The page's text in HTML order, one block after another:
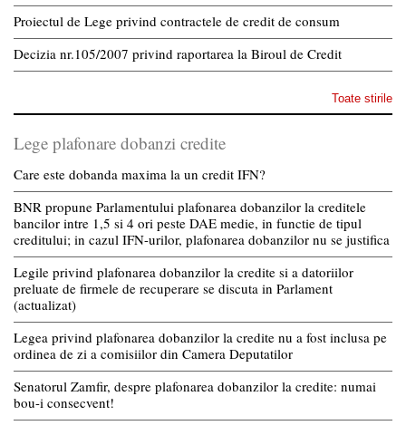
Proiectul de Lege privind contractele de credit de consum
Decizia nr.105/2007 privind raportarea la Biroul de Credit
Toate stirile
Lege plafonare dobanzi credite
Care este dobanda maxima la un credit IFN?
BNR propune Parlamentului plafonarea dobanzilor la creditele
bancilor intre 1,5 si 4 ori peste DAE medie, in functie de tipul
creditului; in cazul IFN-urilor, plafonarea dobanzilor nu se justifica
Legile privind plafonarea dobanzilor la credite si a datoriilor
preluate de firmele de recuperare se discuta in Parlament
(actualizat)
Legea privind plafonarea dobanzilor la credite nu a fost inclusa pe
ordinea de zi a comisiilor din Camera Deputatilor
Senatorul Zamfir, despre plafonarea dobanzilor la credite: numai
bou-i consecvent!